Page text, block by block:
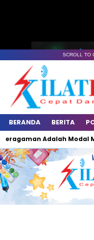
SCROLL TO
BERANDA BERITA
Adalah Modal Maju